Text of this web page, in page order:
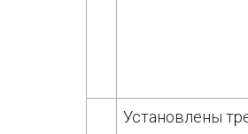
Установлены